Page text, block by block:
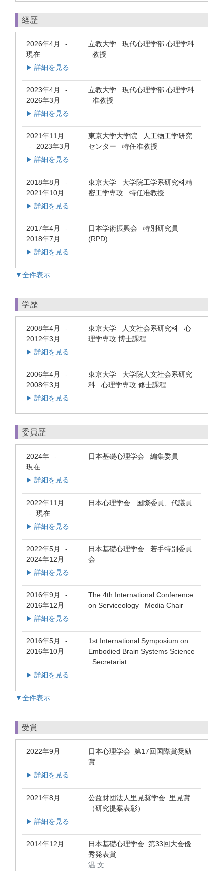
経歴
2026年4月 -
現在
立教大学 現代心理学部 心理学科
教授
▶ 詳細を見る
2023年4月 -
2026年3月
立教大学 現代心理学部 心理学科
准教授
▶ 詳細を見る
2021年11月
- 2023年3月
東京大学大学院 人工物工学研究
センター 特任准教授
▶ 詳細を見る
2018年8月 -
2021年10月
東京大学 大学院工学系研究科精
密工学専攻 特任准教授
▶ 詳細を見る
2017年4月 -
2018年7月
日本学術振興会 特別研究員
(RPD)
▶ 詳細を見る
▼全件表示
学歴
2008年4月 -
2012年3月
東京大学 人文社会系研究科 心
理学専攻 博士課程
▶ 詳細を見る
2006年4月 -
2008年3月
東京大学 大学院人文社会系研究
科 心理学専攻 修士課程
▶ 詳細を見る
委員歴
2024年 -
現在
日本基礎心理学会 編集委員
▶ 詳細を見る
2022年11月
- 現在
日本心理学会 国際委員、代議員
▶ 詳細を見る
2022年5月 -
2024年12月
日本基礎心理学会 若手特別委員
会
▶ 詳細を見る
2016年9月 -
2016年12月
The 4th International Conference
on Serviceology Media Chair
▶ 詳細を見る
2016年5月 -
2016年10月
1st International Symposium on
Embodied Brain Systems Science
Secretariat
▶ 詳細を見る
▼全件表示
受賞
2022年9月
日本心理学会 第17回国際賞奨励
賞
▶ 詳細を見る
2021年8月
公益財団法人里見奨学会 里見賞
（研究提案表彰）
▶ 詳細を見る
2014年12月
日本基礎心理学会 第33回大会優
秀発表賞
温 文